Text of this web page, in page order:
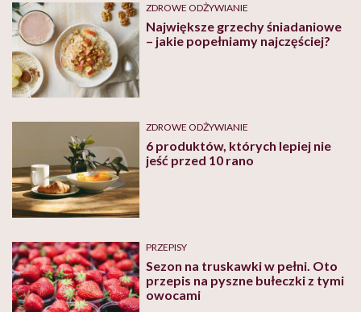
ZDROWE ODŻYWIANIE
Największe grzechy śniadaniowe
– jakie popełniamy najczęściej?
ZDROWE ODŻYWIANIE
6 produktów, których lepiej nie
jeść przed 10 rano
PRZEPISY
Sezon na truskawki w pełni. Oto
przepis na pyszne bułeczki z tymi
owocami